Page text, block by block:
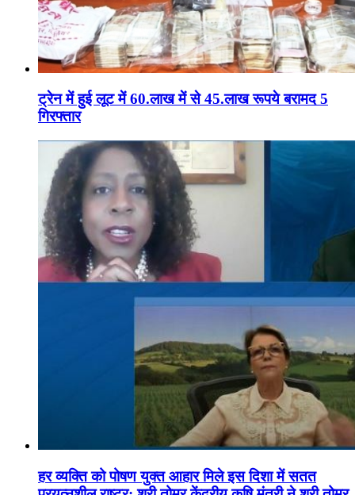
ट्रेन में हुई लूट में 60.लाख में से 45.लाख रूपये बरामद 5
गिरफ्तार
हर व्यक्ति को पोषण युक्त आहार मिले इस दिशा में सतत